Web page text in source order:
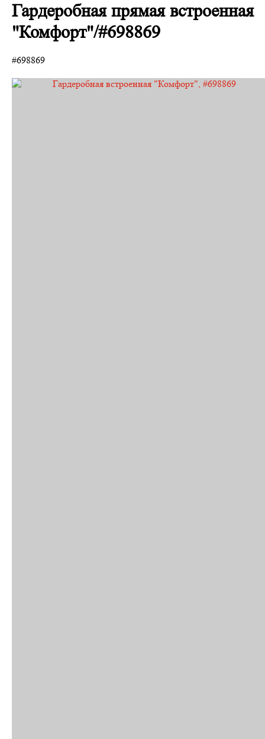
Гардеробная прямая встроенная
"Комфорт"/#698869
#698869